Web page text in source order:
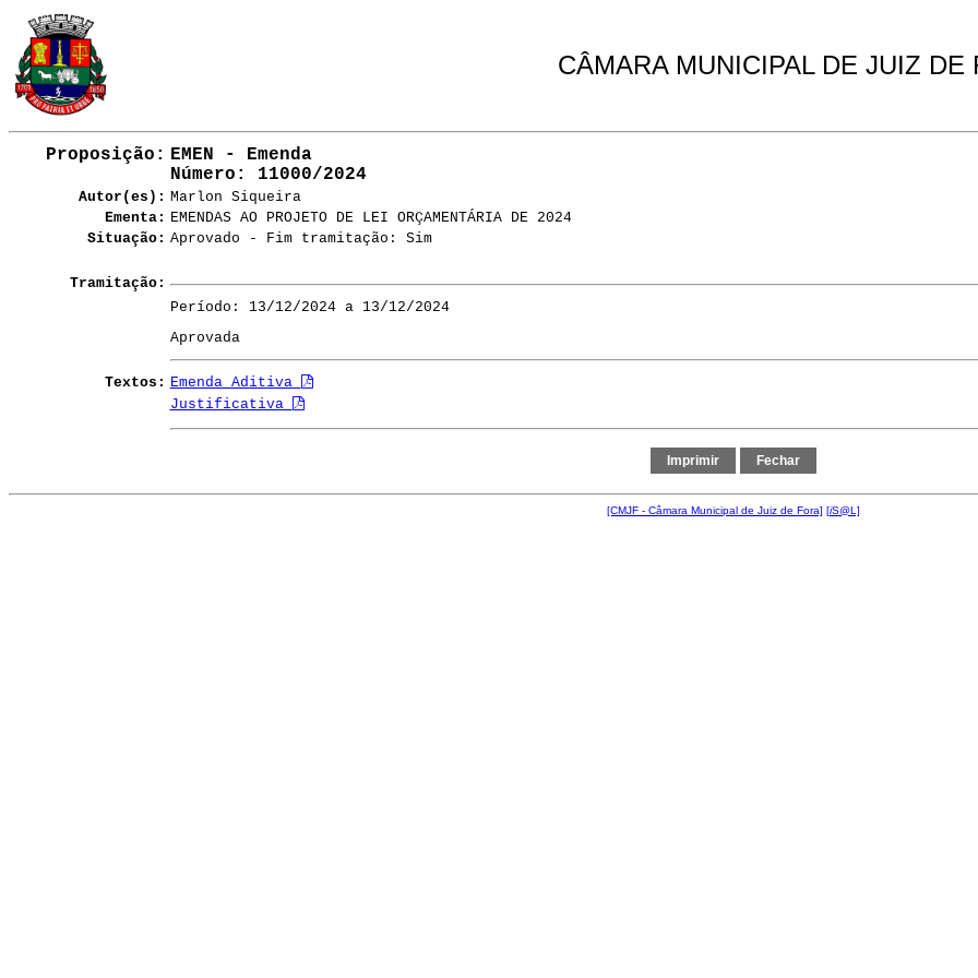
CÂMARA MUNICIPAL DE JUIZ DE
Proposição: EMEN - Emenda
Número : 11000/2024
Autor(es): Marlon Siqueira
Ementa: EMENDAS AO PROJETO DE LEI ORÇAMENTÁRIA DE 2024
Situação: Aprovado - Fim tramitação: Sim
Tramitação:
Período: 13/12/2024 a 13/12/2024
Aprovada
Textos: Emenda Aditiva
Justificativa
[CMJF - Câmara Municipal de Juiz de Fora] [iS@L]